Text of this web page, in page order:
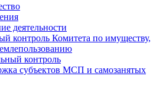
деятельности
контроль Комитета по имуществу,
контроль
субъектов МСП и самозанятых